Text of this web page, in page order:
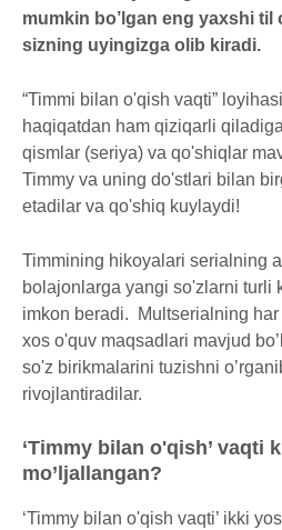
mumkin bo’lgan eng yaxshi til
sizning uyingizga olib kiradi.
“Timmi bilan o'qish vaqti”
haqiqatdan ham qiziqarli
qismlar (seriya) va qo'shiqlar
Timmy va uning do'stlari bilan
etadilar va qo'shiq kuylaydi!
Timmining hikoyalari serialning
bolajonlarga yangi so'zlarni turli
imkon beradi. Multserialning
xos o'quv maqsadlari mavjud
so'z birikmalarini tuzishni
rivojlantiradilar.
‘Timmy bilan o'qish’ vaqti
mo’ljallangan?
‘Timmy bilan o'qish vaqti’ ikki